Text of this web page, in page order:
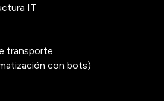
IT
transporte
con bots)